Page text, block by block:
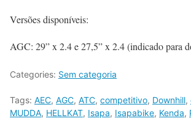
Versões disponíveis:
AGC: 29” x 2.4 e 27,5” x 2.4 (indicado para
Categories: Sem categoria
Tags: AEC, AGC, ATC, competitivo, Downhill,
MUDDA, HELLKAT, Isapa, Isapabike, Kenda,